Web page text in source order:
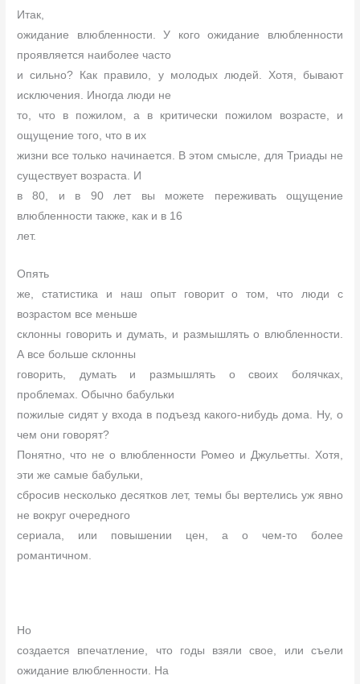
Итак,
ожидание влюбленности. У кого ожидание влюбленности
проявляется наиболее часто
и сильно? Как правило, у молодых людей. Хотя, бывают
исключения. Иногда люди не
то, что в пожилом, а в критически пожилом возрасте, и
ощущение того, что в их
жизни все только начинается. В этом смысле, для Триады не
существует возраста. И
в 80, и в 90 лет вы можете переживать ощущение
влюбленности также, как и в 16
лет.
Опять
же, статистика и наш опыт говорит о том, что люди с
возрастом все меньше
склонны говорить и думать, и размышлять о влюбленности.
А все больше склонны
говорить, думать и размышлять о своих болячках,
проблемах. Обычно бабульки
пожилые сидят у входа в подъезд какого-нибудь дома. Ну, о
чем они говорят?
Понятно, что не о влюбленности Ромео и Джульетты. Хотя,
эти же самые бабульки,
сбросив несколько десятков лет, темы бы вертелись уж явно
не вокруг очередного
сериала, или повышении цен, а о чем-то более
романтичном.
Но
создается впечатление, что годы взяли свое, или съели
ожидание влюбленности. На